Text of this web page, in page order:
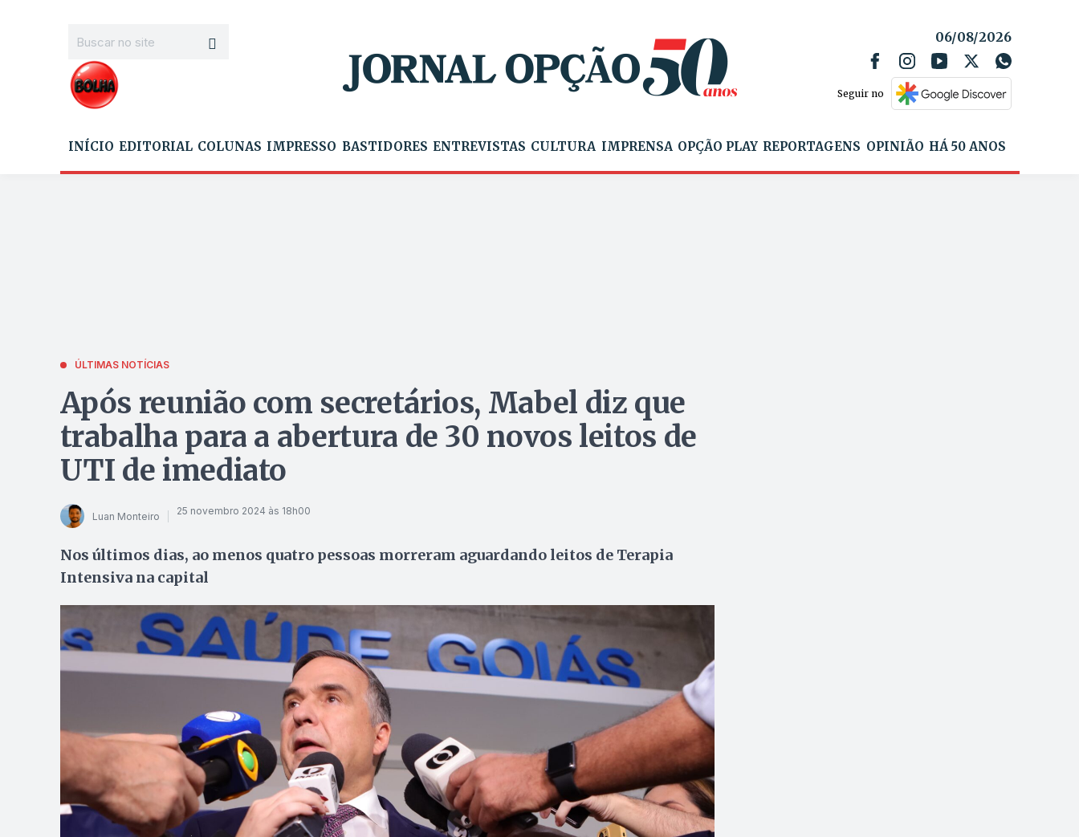
06/08/2026
Seguir no
INÍCIO EDITORIAL COLUNAS IMPRESSO BASTIDORES ENTREVISTAS CULTURA IMPRENSA OPÇÃO PLAY REPORTAGENS OPINIÃO HÁ 50 ANOS
ÚLTIMAS NOTÍCIAS
Após reunião com secretários, Mabel diz que
trabalha para a abertura de 30 novos leitos de
UTI de imediato
Luan Monteiro 25 novembro 2024 às 18h00
Nos últimos dias, ao menos quatro pessoas morreram aguardando leitos de Terapia
Intensiva na capital